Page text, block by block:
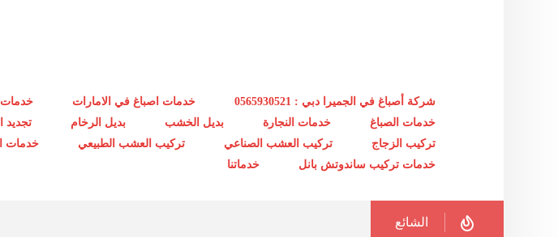
شركة أصباغ في الجميرا دبي : 0565930521 خدمات اصباغ في الامارات خدمات
خدمات الصباغ
خدمات النجارة بديل الخشب بديل الرخام تجديد
تركيب الزجاج
تركيب العشب الصناعي تركيب العشب الطبيعي خدمات
خدمات تركيب ساندوتش بانل
خدماتنا
الشائع